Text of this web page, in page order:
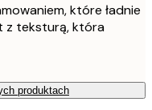
które ładnie
z teksturą, która
produktach